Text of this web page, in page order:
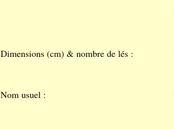
Dimensions (cm) & nombre de lés :
Nom usuel :